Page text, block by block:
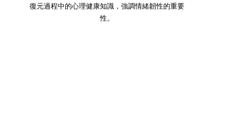
復元過程中的心理健康知識，強調情緒韌性的重要
性。